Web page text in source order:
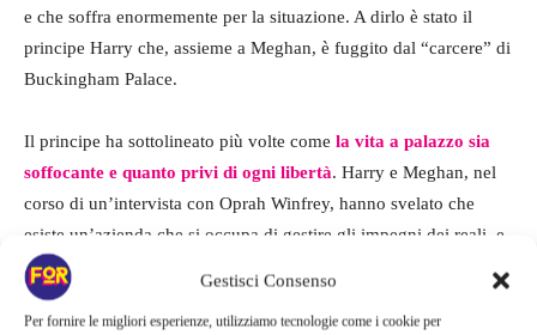
Gestisci Consenso
Per fornire le migliori esperienze, utilizziamo tecnologie come i cookie per
e che soffra enormemente per la situazione. A dirlo è stato il
principe Harry che, assieme a Meghan, è fuggito dal “carcere” di
Buckingham Palace.
Il principe ha sottolineato più volte come la vita a palazzo sia
soffocante e quanto privi di ogni libertà. Harry e Meghan, nel
corso di un’intervista con Oprah Winfrey, hanno svelato che
esiste un’azienda che si occupa di gestire gli impegni dei reali, e
ogni giornata è programmata al dettaglio.